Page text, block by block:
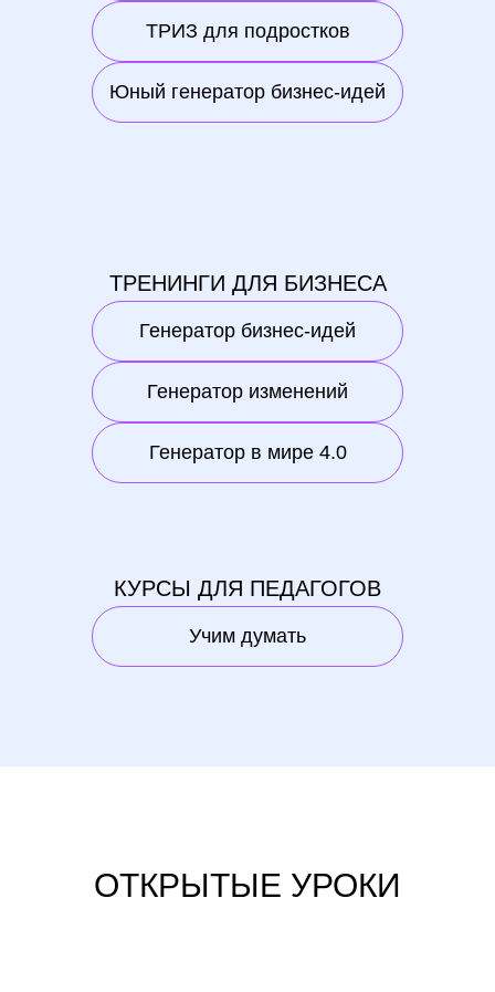
ТРЕНИНГИ ДЛЯ БИЗНЕСА
Генератор бизнес-идей
Генератор изменений
Генератор в мире 4.0
КУРСЫ ДЛЯ ПЕДАГОГОВ
Учим думать
ТРИЗ для подростков
Юный генератор бизнес-идей
ОТКРЫТЫЕ УРОКИ